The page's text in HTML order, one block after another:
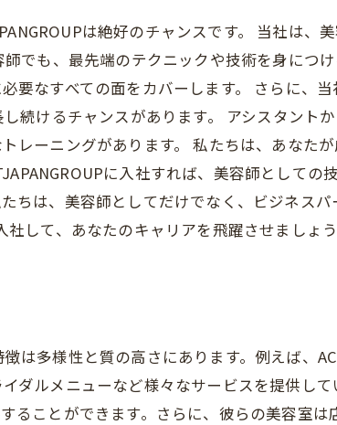
は絶好のチャンスです。 当社は、
でも、最先端のテクニックや技術を身につ
要なすべての面をカバーします。 さらに、
続けるチャンスがあります。 アシスタント
レーニングがあります。 私たちは、あなた
に入社すれば、美容師としての
ちは、美容師としてだけでなく、ビジネス
して、あなたのキャリアを飛躍させましょう
は多様性と質の高さにあります。例えば、
ダルメニューなど様々なサービスを提供し
ことができます。さらに、彼らの美容室は